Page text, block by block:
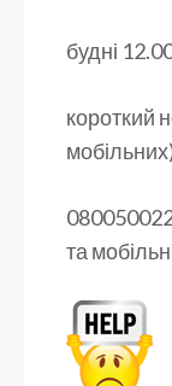
будні
короткий
та